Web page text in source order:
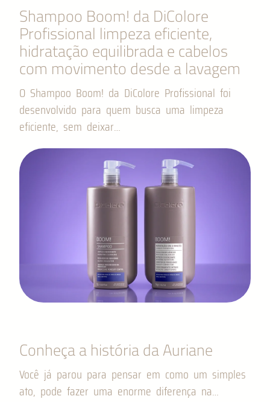
Shampoo Boom! da DiColore
Profissional limpeza eficiente,
hidratação equilibrada e cabelos
com movimento desde a lavagem
O Shampoo Boom! da DiColore Profissional foi
desenvolvido para quem busca uma limpeza
eficiente, sem deixar…
Conheça a história da Auriane
Você já parou para pensar em como um simples
ato, pode fazer uma enorme diferença na…